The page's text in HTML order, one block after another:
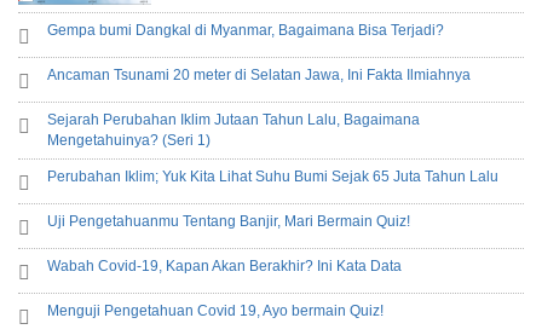
Gempa bumi Dangkal di Myanmar, Bagaimana Bisa Terjadi?
Ancaman Tsunami 20 meter di Selatan Jawa, Ini Fakta Ilmiahnya
Sejarah Perubahan Iklim Jutaan Tahun Lalu, Bagaimana
Mengetahuinya? (Seri 1)
Perubahan Iklim; Yuk Kita Lihat Suhu Bumi Sejak 65 Juta Tahun Lalu
Uji Pengetahuanmu Tentang Banjir, Mari Bermain Quiz!
Wabah Covid-19, Kapan Akan Berakhir? Ini Kata Data
Menguji Pengetahuan Covid 19, Ayo bermain Quiz!